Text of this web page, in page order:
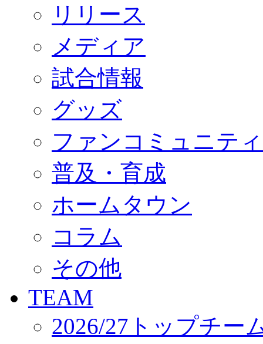
奈良クラブ明治安田Ｊ3リーグ 2026/27シーズン「
観戦ルール＆マナー
2026/27ファンコミュニティ
サポートショップ
GOODS
オフィシャルストア（実店舗）
オンラインストア
ACADEMY
アカデミーについて
コーチ&スタッフ
ジュニア
ジュニアユース
ユース
練習拠点（ナラディーア）
SCHOOL
CLUB
パートナー募集
クラブ理念
サステナビリティ
Web制作支援
応援プロジェクト
リリース
メディア
試合情報
グッズ
ファンコミュニティ
普及・育成
ホームタウン
コラム
その他
TEAM
2026/27トップチー